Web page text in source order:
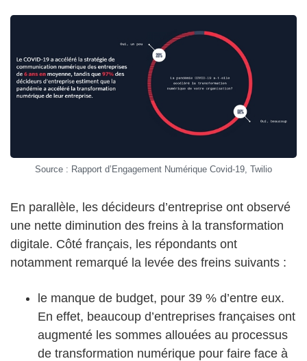
Source : Rapport d’Engagement Numérique Covid-19, Twilio
En parallèle, les décideurs d’entreprise ont observé
une nette diminution des freins à la transformation
digitale. Côté français, les répondants ont
notamment remarqué la levée des freins suivants :
le manque de budget, pour 39 % d’entre eux.
En effet, beaucoup d’entreprises françaises ont
augmenté les sommes allouées au processus
de transformation numérique pour faire face à